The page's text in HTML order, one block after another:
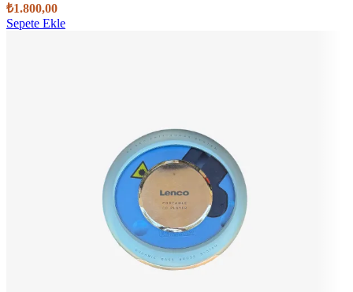
₺1.800,00
Sepete Ekle